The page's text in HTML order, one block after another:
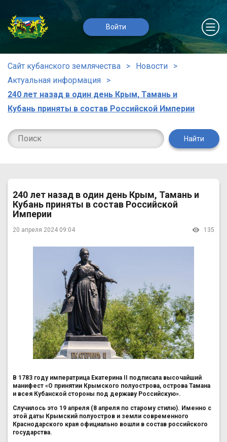
Войти
Сайт кубанского землячества
Новости
Актуальная информация
240 лет назад в один день Крым, Тамань и
Кубань приняты в состав Российской Империи
Найти
240 лет назад в один день Крым, Тамань и
Кубань приняты в состав Российской
Империи
20 апреля 2024 09:04 135
В 1783 году императрица Екатерина II подписала высочайший
манифест «О принятии Крымского полуострова, острова Тамана
и всея Кубанской стороны под державу Российскую».
Случилось это 19 апреля (8 апреля по старому стилю). Именно с
этой даты Крымский полуостров и земли современного
Краснодарского края официально вошли в состав российского
государства.